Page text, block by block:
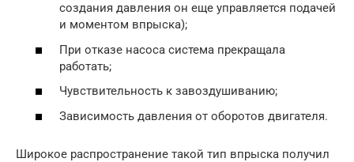
создания давления он еще управляется подачей
и моментом впрыска);
При отказе насоса система прекращала
работать;
Чувствительность к завоздушиванию;
Зависимость давления от оборотов двигателя.
Широкое распространение такой тип впрыска получил